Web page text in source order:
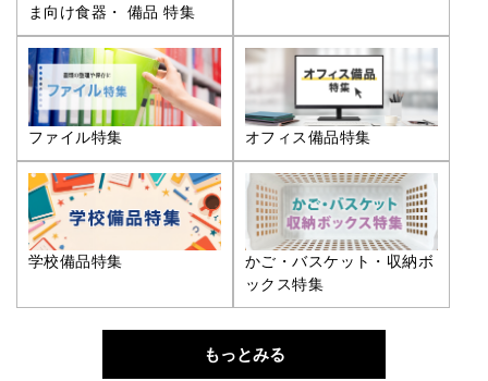
ま向け食器・ 備品 特集
ファイル特集 オフィス備品特集
学校備品特集
かご・バスケット・収納ボ
ックス特集
もっとみる